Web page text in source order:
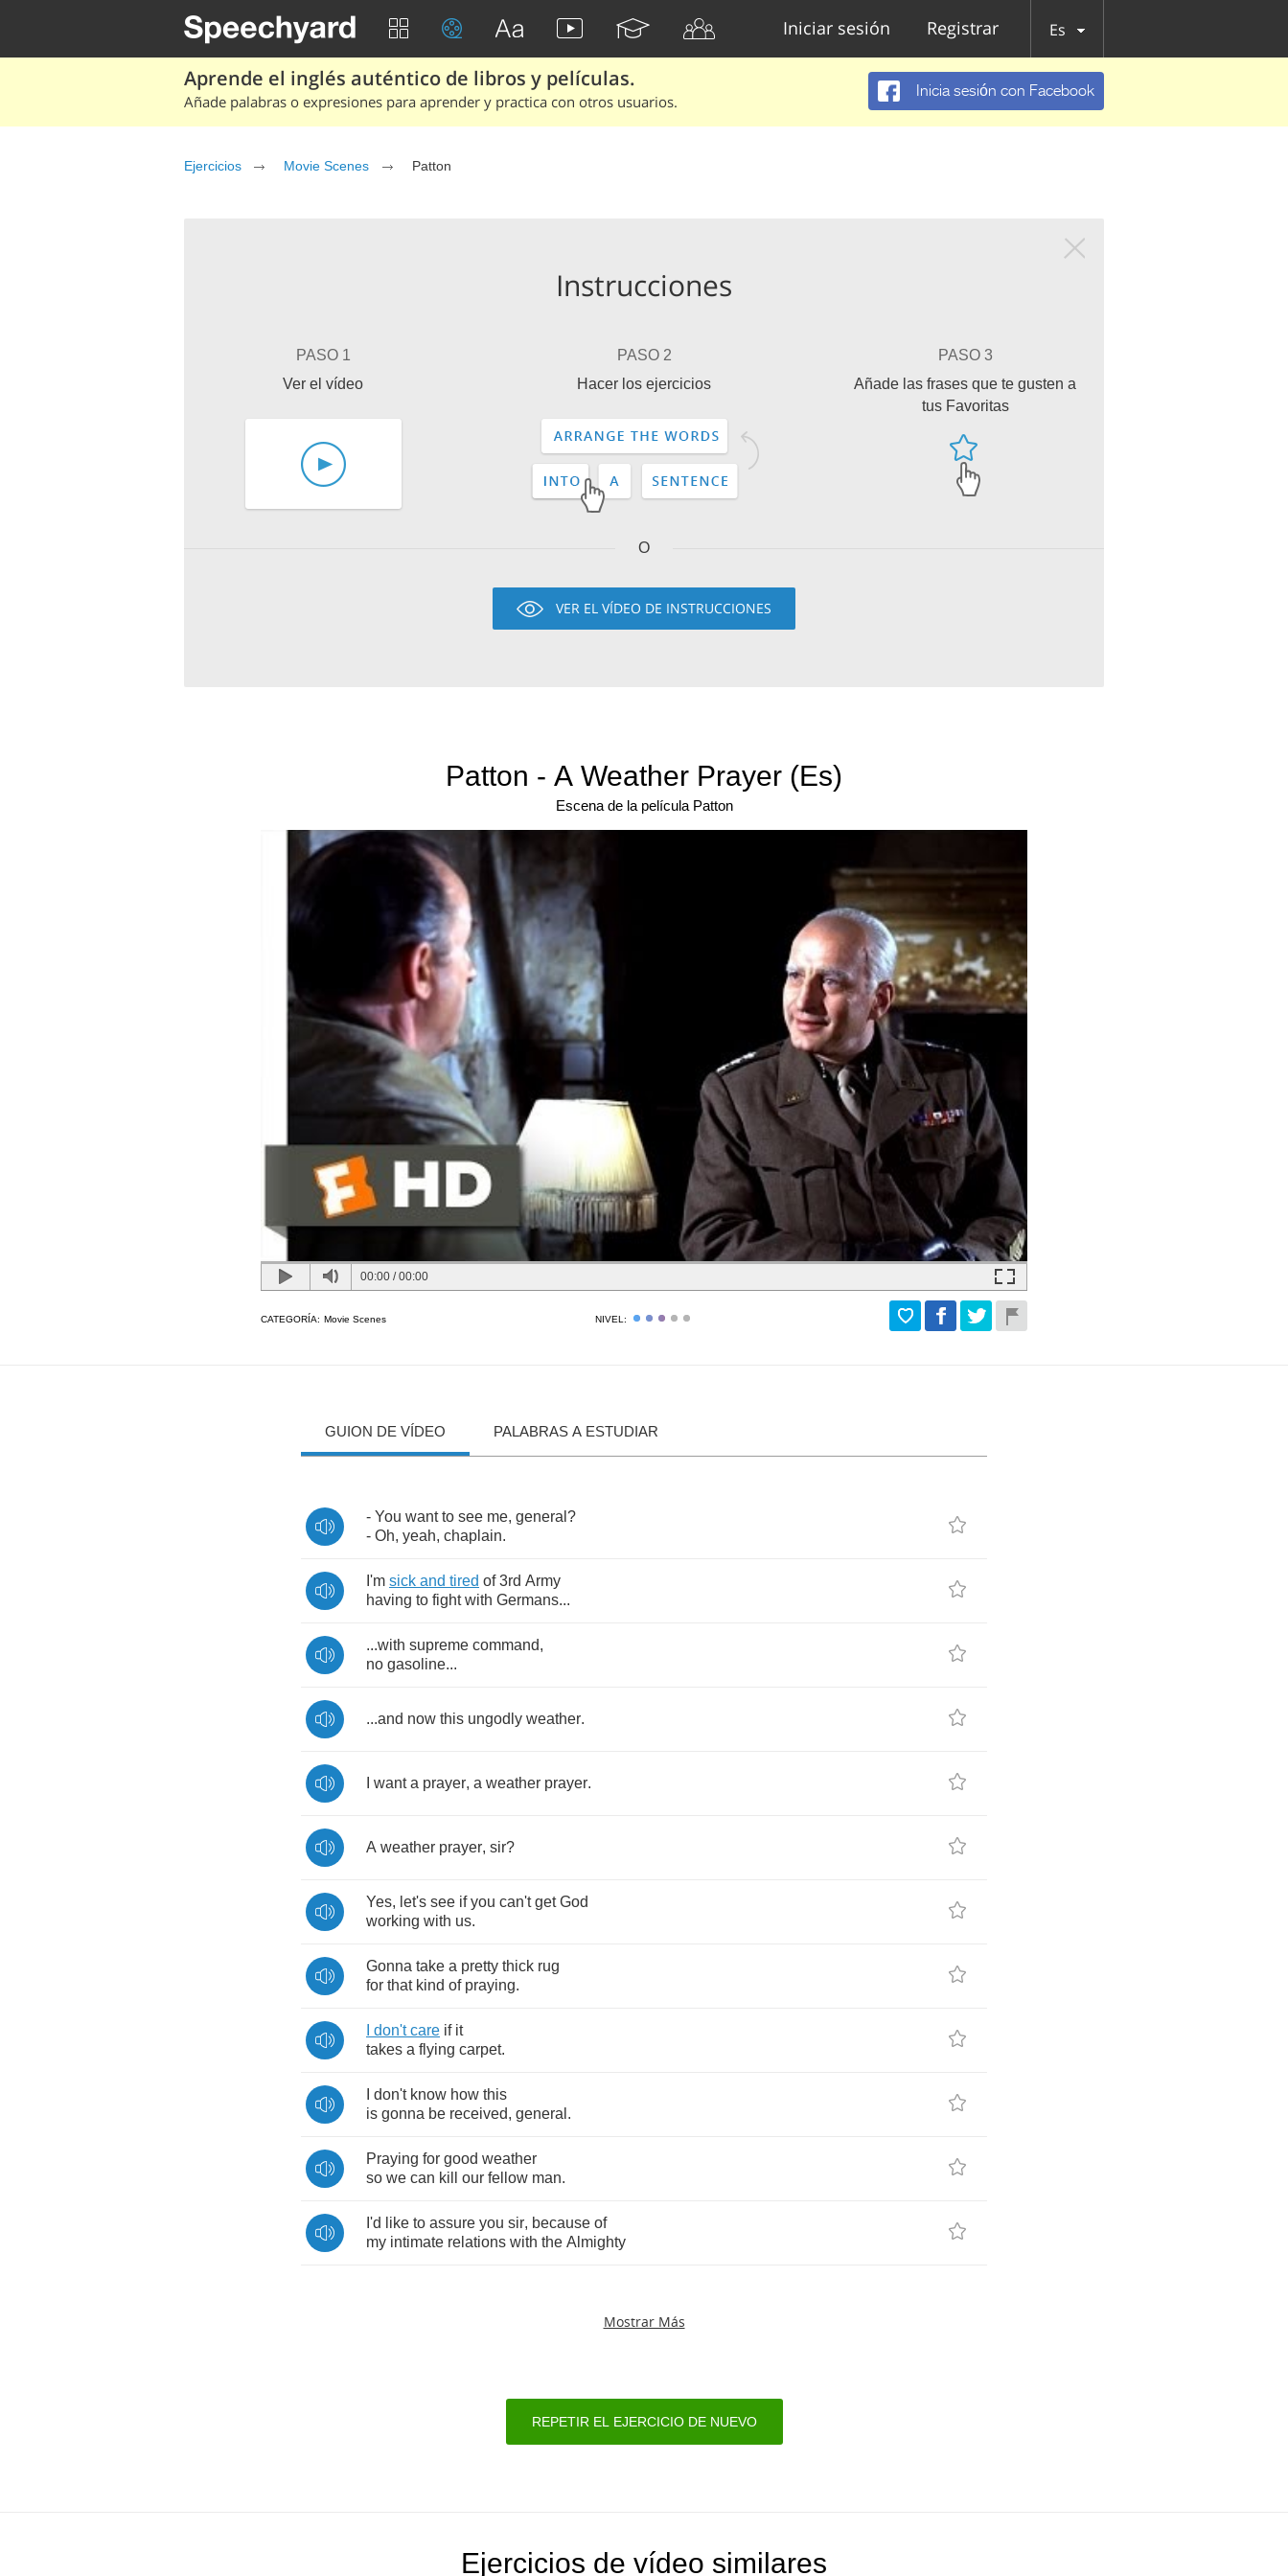
Iniciar sesión Registrar Es
Aprende el inglés auténtico de libros y películas.
Añade palabras o expresiones para aprender y practica con otros usuarios.
Inicia sesión con Facebook
Ejercicios Movie Scenes Patton
Instrucciones
PASO 1
Ver el vídeo
PASO 2
Hacer los ejercicios
PASO 3
Añade las frases que te gusten a
tus Favoritas
O
VER EL VÍDEO DE INSTRUCCIONES
Patton - A Weather Prayer (Es)
Escena de la película Patton
00:00 /00:00
CATEGORÍA: Movie Scenes NIVEL:
GUION DE VÍDEO PALABRAS A ESTUDIAR
- You want to see me, general ?
- Oh, yeah, chaplain.
I'm sick and tired of3rd Army
having to fight with Germans...
...with supreme command,
no gasoline...
...and now this ungodly weather.
want a prayer, a weather prayer.
A weather prayer, sir?
Yes, let's see if you can't get God
working with us.
Gonna take a pretty thick rug
for that kind of praying.
don't care if it
takes a flying carpet.
don't know how this
is gonna be received, general .
Praying for good weather
so we can kill our fellow man.
I'd like to assure you sir, because of
my intimate relations with the Almighty
Mostrar Más
REPETIR EL EJERCICIO DE NUEVO
Ejercicios de vídeo similares